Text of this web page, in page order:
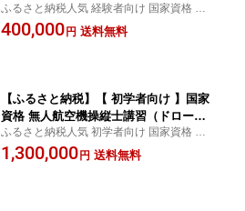
ン・マルチコプター）：二等無人航空機
操縦士（基本）【 習い事 資格 利用券
ふるさと納税人気 経験者向け 国家資格 無
人航空機操縦士講習 ドローン・マルチコプ
ター 二等無人航空機操縦士（基本） 習い事
400,000 円 送料無料
【ふるさと納税】【 初学者向け 】国家
資格 無人航空機操縦士講習（ドロー
ン・マルチコプター）：二等無人航空機
操縦士（基本）【 習い事 資格 利用券
ふるさと納税人気 初学者向け 国家資格 無
人航空機操縦士講習 ドローン・マルチコプ
ター 二等無人航空機操縦士（基本） 習い事
1,300,000 円 送料無料